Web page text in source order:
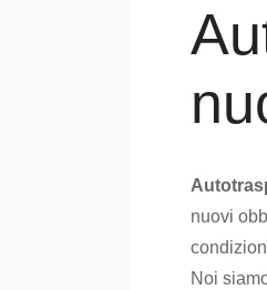
nuovi
Noi